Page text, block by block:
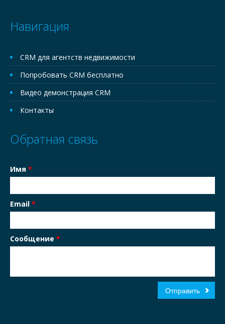
Навигация
CRM для агентств недвижимости
Попробовать CRM бесплатно
Видео демонстрация CRM
Контакты
Обратная связь
Имя *
Email *
Сообщение *